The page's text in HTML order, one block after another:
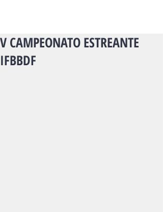
V CAMPEONATO ESTREANTE
IFBBDF